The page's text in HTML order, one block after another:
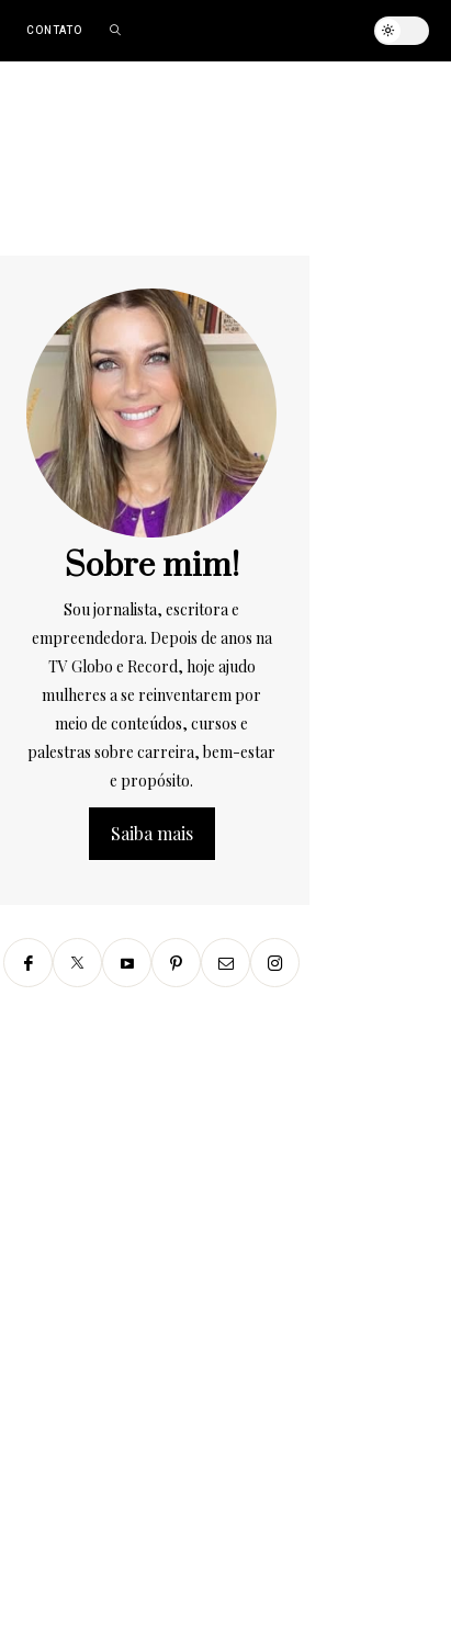
CONTATO
Sobre mim!
Sou jornalista, escritora e
empreendedora. Depois de anos na
TV Globo e Record, hoje ajudo
mulheres a se reinventarem por
meio de conteúdos, cursos e
palestras sobre carreira, bem-estar
e propósito.
Saiba mais